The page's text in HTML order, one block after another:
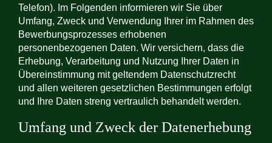
Telefon). Im Folgenden informieren wir Sie über
Umfang, Zweck und Verwendung Ihrer im Rahmen des
Bewerbungsprozesses erhobenen
personenbezogenen Daten. Wir versichern, dass die
Erhebung, Verarbeitung und Nutzung Ihrer Daten in
Übereinstimmung mit geltendem Datenschutzrecht
und allen weiteren gesetzlichen Bestimmungen erfolgt
und Ihre Daten streng vertraulich behandelt werden.
Umfang und Zweck der Datenerhebung